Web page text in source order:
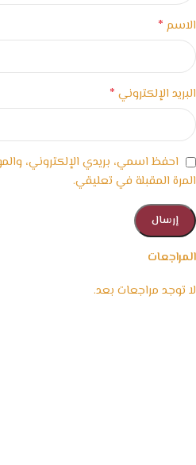
المراجعات
لا توجد مراجعات بعد.
الاسم *
البريد الإلكتروني *
احفظ اسمي، بريدي الإلكتروني،
المرة المقبلة في تعليقي.